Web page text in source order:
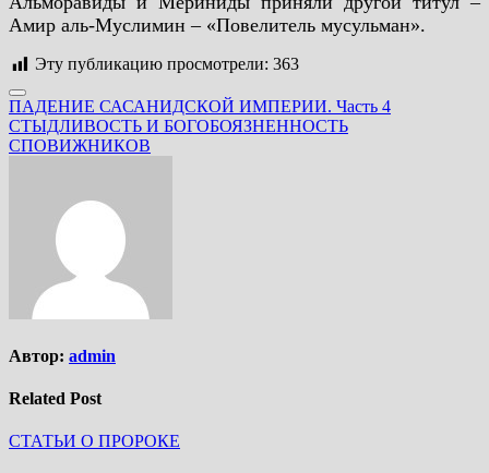
Амир аль-Муслимин – «Повелитель мусульман».
Эту публикацию просмотрели: 363
Навигация
по
ПАДЕНИЕ САСАНИДСКОЙ ИМПЕРИИ. Часть 4
СТЫДЛИВОСТЬ И БОГОБОЯЗНЕННОСТЬ
СПОВИЖНИКОВ
Автор: admin
Related Post
СТАТЬИ О ПРОРОКЕ